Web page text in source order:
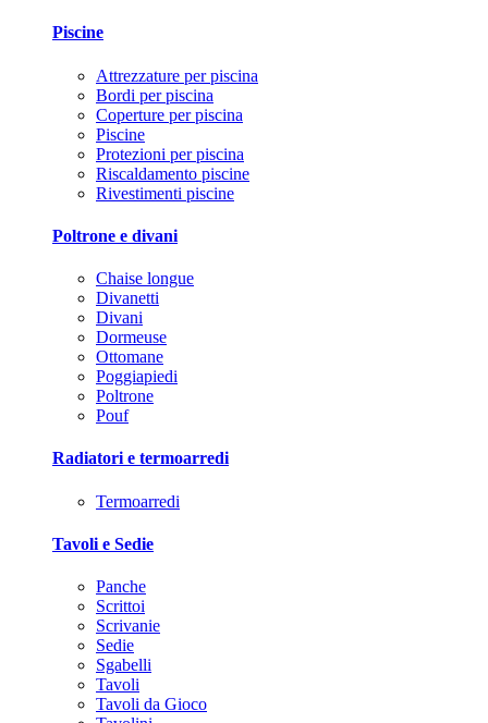
Piscine
Attrezzature per piscina
Bordi per piscina
Coperture per piscina
Piscine
Protezioni per piscina
Riscaldamento piscine
Rivestimenti piscine
Poltrone e divani
Chaise longue
Divanetti
Divani
Dormeuse
Ottomane
Poggiapiedi
Poltrone
Pouf
Radiatori e termoarredi
Termoarredi
Tavoli e Sedie
Panche
Scrittoi
Scrivanie
Sedie
Sgabelli
Tavoli
Tavoli da Gioco